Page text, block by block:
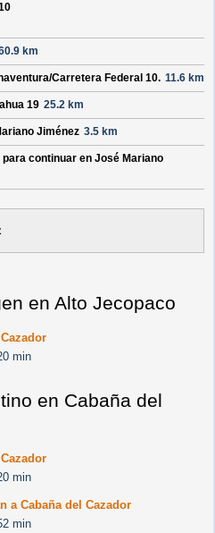
km
Carretera Federal 10. 11.6 km
19 25.2 km
Jiménez 3.5 km
continuar en José Mariano
en Alto Jecopaco
min
en Cabaña del
min
a Cabaña del Cazador
min